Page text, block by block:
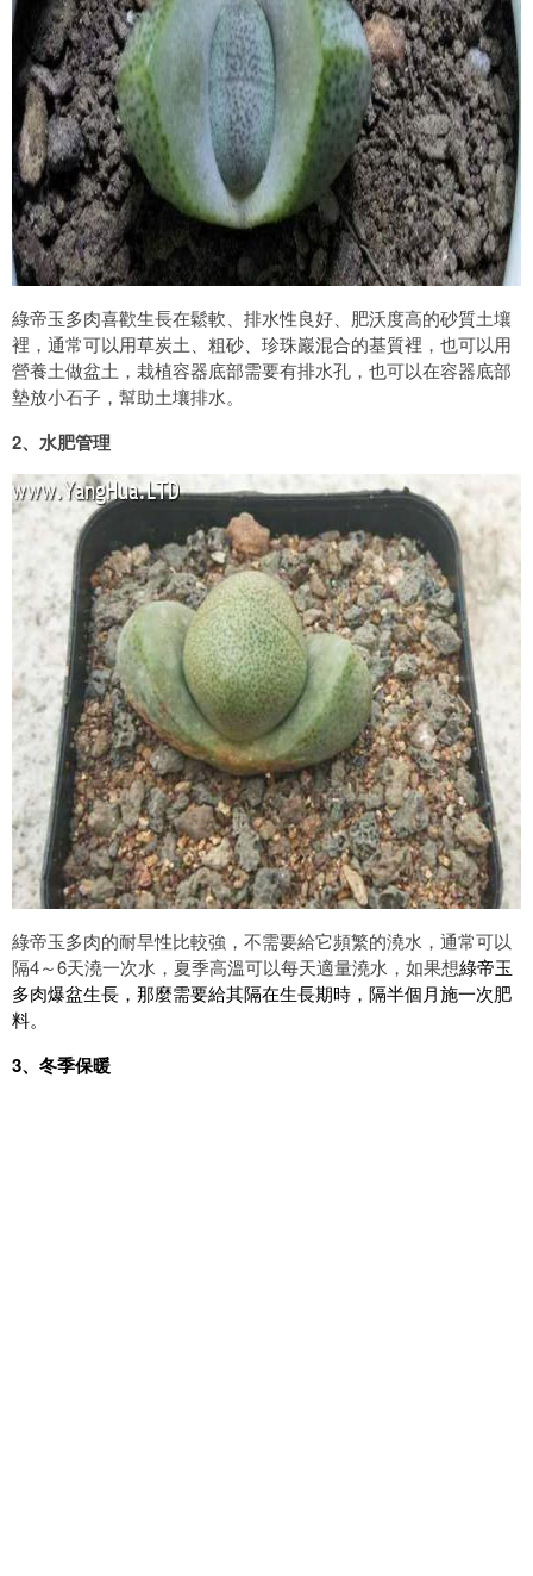
綠帝玉多肉喜歡生長在鬆軟、排水性良好、肥沃度高的砂質土壤
裡，通常可以用草炭土、粗砂、珍珠巖混合的基質裡，也可以用
營養土做盆土，栽植容器底部需要有排水孔，也可以在容器底部
墊放小石子，幫助土壤排水。
2、水肥管理
綠帝玉多肉的耐旱性比較強，不需要給它頻繁的澆水，通常可以
隔4～6天澆一次水，夏季高溫可以每天適量澆水，如果想綠帝玉
多肉爆盆生長，那麼需要給其隔在生長期時，隔半個月施一次肥
料。
3、冬季保暖